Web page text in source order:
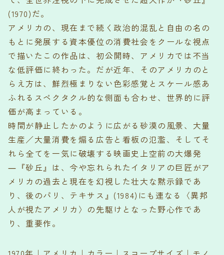
(1970)だ。
アメリカの、現在まで続く政治的混乱と自由の名の
もとに発展する資本優位の消費社会をクールな視点
で描いたこの作品は、初公開時、アメリカでは不当
な低評価に終わった。だが近年、そのアメリカのと
らえ方は、鮮烈極まりない色彩感覚とスケール感あ
ふれるスペクタクル的な側面も合わせ、世界的に評
価が高まっている。
時間が静止したかのように広がる砂漠の風景、大量
生産／大量消費を煽る広告と看板の氾濫、そしてそ
れら全てを一気に破壊する映画史上空前の大爆発
―『砂丘』は、今や忘れられたイタリアの巨匠がア
メリカの過去と現在を幻視した壮大な黙示録であ
り、後のパリ、テキサス』(1984)にも連なる〈異邦
人が視たアメリカ〉の先駆けとなった野心作であ
り、重要作。